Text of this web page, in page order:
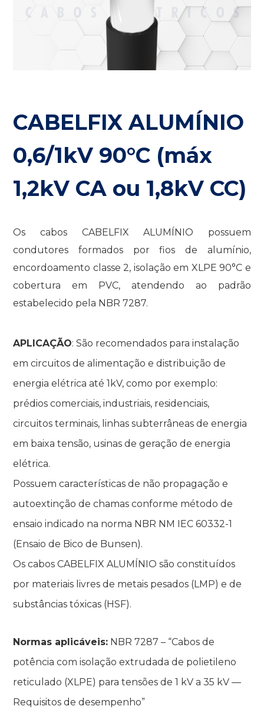
CABELFIX ALUMÍNIO
0,6/1kV 90°C (máx
1,2kV CA ou 1,8kV CC)
Os cabos CABELFIX ALUMÍNIO possuem
condutores formados por fios de alumínio,
encordoamento classe 2, isolação em XLPE 90°C e
cobertura em PVC, atendendo ao padrão
estabelecido pela NBR 7287.
APLICAÇÃO:São recomendados para instalação
em circuitos de alimentação e distribuição de
energia elétrica até 1kV, como por exemplo:
prédios comerciais, industriais, residenciais,
circuitos terminais, linhas subterrâneas de energia
em baixa tensão, usinas de geração de energia
elétrica.
Possuem características de não propagação e
autoextinção de chamas conforme método de
ensaio indicado na norma NBR NM IEC 60332-1
(Ensaio de Bico de Bunsen).
Os cabos CABELFIX ALUMÍNIO são constituídos
por materiais livres de metais pesados (LMP) e de
substâncias tóxicas (HSF).
Normas aplicáveis: NBR 7287 – “Cabos de
potência com isolação extrudada de polietileno
reticulado (XLPE) para tensões de 1 kV a 35 kV —
Requisitos de desempenho”